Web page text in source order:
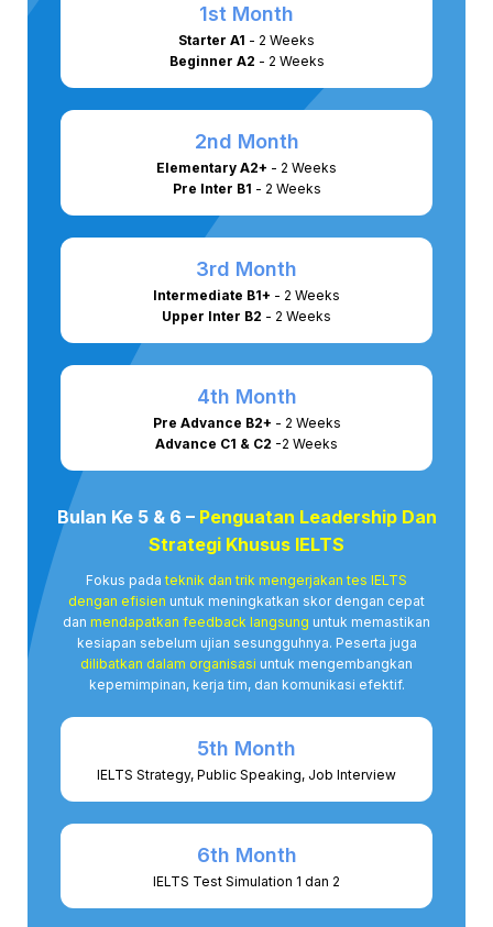
1st Month
Starter A1 - 2 Weeks
Beginner A2 - 2 Weeks
2nd Month
Elementary A2+ - 2 Weeks
Pre Inter B1 - 2 Weeks
3rd Month
Intermediate B1+ - 2 Weeks
Upper Inter B2 - 2 Weeks
4th Month
Pre Advance B2+ - 2 Weeks
Advance C1 & C2 -2 Weeks
Bulan Ke 5 & 6 – Penguatan Leadership Dan
Strategi Khusus IELTS
Fokus padateknik dan trik mengerjakan tes IELTS
dengan efisien untuk meningkatkan skor dengan cepat
dan mendapatkan feedback langsung untuk memastikan
kesiapan sebelum ujian sesungguhnya​. Peserta juga
dilibatkan dalam organisasi untuk mengembangkan
kepemimpinan, kerja tim, dan komunikasi efektif.
5th Month
IELTS Strategy, Public Speaking, Job Interview
6th Month
IELTS Test Simulation 1 dan 2